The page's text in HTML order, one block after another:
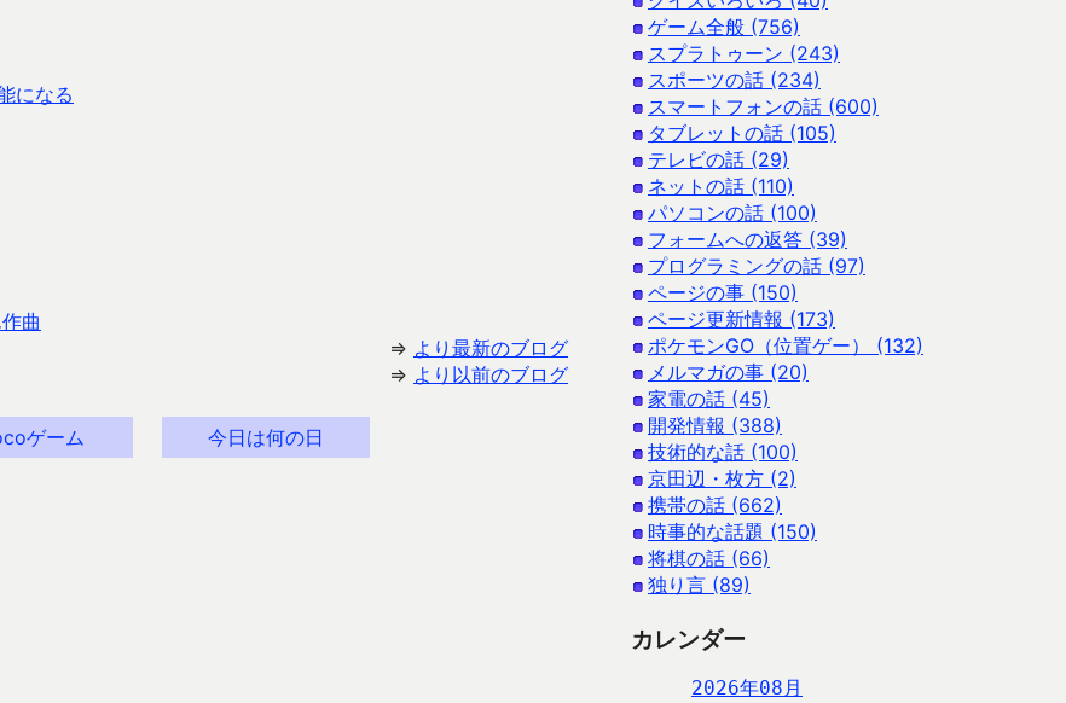
になる
曲
⇒ より最新のブログ
⇒ より以前のブログ
ゲーム 今日は何の日
ゲーム全般 (756)
スプラトゥーン (243)
スポーツの話 (234)
スマートフォンの話 (600)
タブレットの話 (105)
テレビの話 (29)
ネットの話 (110)
パソコンの話 (100)
フォームへの返答 (39)
プログラミングの話 (97)
ページの事 (150)
ページ更新情報 (173)
ポケモンGO（位置ゲー） (132)
メルマガの事 (20)
家電の話 (45)
開発情報 (388)
技術的な話 (100)
京田辺・枚方 (2)
携帯の話 (662)
時事的な話題 (150)
将棋の話 (66)
独り言 (89)
カレンダー
2026年08月